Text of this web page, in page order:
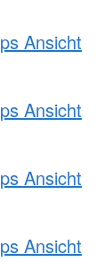
Ansicht
Ansicht
Ansicht
Ansicht